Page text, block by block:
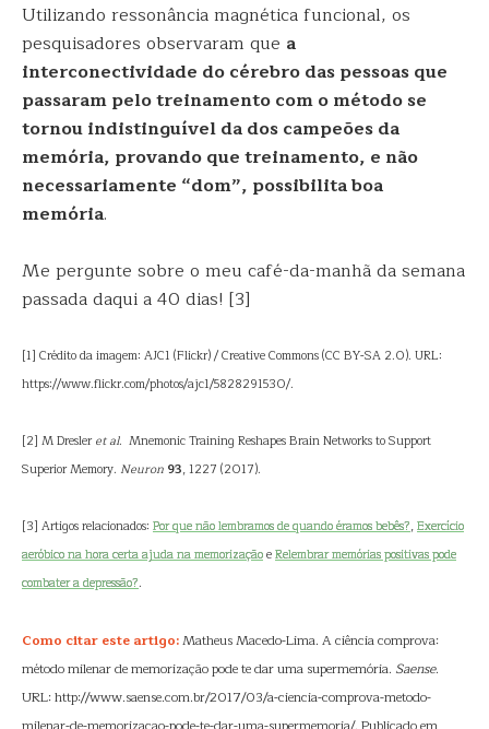
Utilizando ressonância magnética funcional, os
pesquisadores observaram que a
interconectividade do cérebro das pessoas que
passaram pelo treinamento com o método se
tornou indistinguível da dos campeões da
memória, provando que treinamento, e não
necessariamente “dom”, possibilita boa
memória.
Me pergunte sobre o meu café-da-manhã da semana
passada daqui a 40 dias! [3]
[1] Crédito da imagem: AJC1 (Flickr) / Creative Commons (CC BY-SA 2.0). URL:
https://www.flickr.com/photos/ajc1/5828291530/.
[2] M Dresleret al. Mnemonic Training Reshapes Brain Networks to Support
Superior Memory. Neuron 93, 1227 (2017).
[3] Artigos relacionados: Por que não lembramos de quando éramos bebês?,Exercício
aeróbico na hora certa ajuda na memorizaçãoeRelembrar memórias positivas pode
combater a depressão?.
Como citar este artigo:Matheus Macedo-Lima. A ciência comprova:
método milenar de memorização pode te dar uma supermemória. Saense.
URL: http://www.saense.com.br/2017/03/a-ciencia-comprova-metodo-